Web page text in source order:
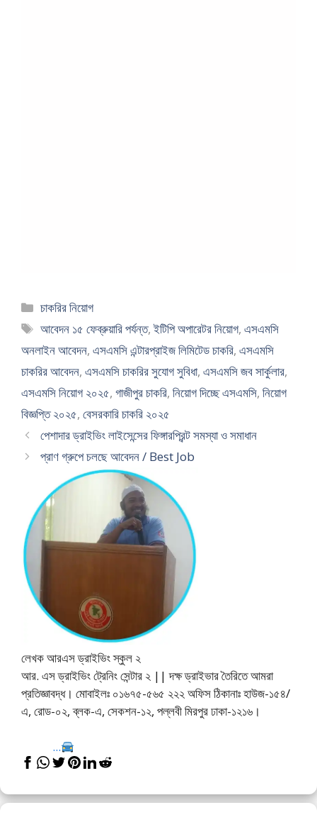
Categories
চাকরির নিয়োগ
Tags
আবেদন ১৫ ফেব্রুয়ারি পর্যন্ত,ইটিপি অপারেটর নিয়োগ,এসএমসি
অনলাইন আবেদন, এসএমসি এন্টারপ্রাইজ লিমিটেড চাকরি, এসএমসি
চাকরির আবেদন, এসএমসি চাকরির সুযোগ সুবিধা, এসএমসি জব সার্কুলার,
এসএমসি নিয়োগ ২০২৫, গাজীপুর চাকরি, নিয়োগ দিচ্ছে এসএমসি, নিয়োগ
বিজ্ঞপ্তি ২০২৫, বেসরকারি চাকরি ২০২৫
পেশাদার ড্রাইভিং লাইসেন্সের ফিঙ্গারপ্রিন্ট সমস্যা ও সমাধান
প্রাণ গ্রুপে চলছে আবেদন / Best Job
লেখক আরএস ড্রাইভিং স্কুল ২
আর. এস ড্রাইভিং ট্রেনিং সেন্টার ২ || দক্ষ ড্রাইভার তৈরিতে আমরা
প্রতিজ্ঞাবদ্ধ। মোবাইলঃ ০১৬৭৫-৫৬৫ ২২২ অফিস ঠিকানাঃ হাউজ-১৫৪/
এ, রোড-০২, ব্লক-এ, সেকশন-১২, পল্লবী মিরপুর ঢাকা-১২১৬।
...